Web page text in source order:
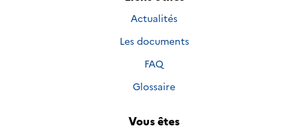
Actualités
Les documents
FAQ
Glossaire
Vous êtes